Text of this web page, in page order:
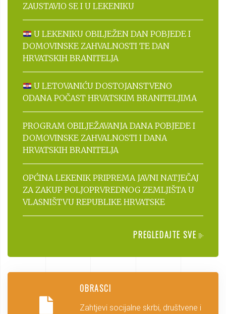
ZAUSTAVIO SE I U LEKENIKU
U LEKENIKU OBILJEŽEN DAN POBJEDE I
DOMOVINSKE ZAHVALNOSTI TE DAN
HRVATSKIH BRANITELJA
U LETOVANIĆU DOSTOJANSTVENO
ODANA POČAST HRVATSKIM BRANITELJIMA
PROGRAM OBILJEŽAVANJA DANA POBJEDE I
DOMOVINSKE ZAHVALNOSTI I DANA
HRVATSKIH BRANITELJA
OPĆINA LEKENIK PRIPREMA JAVNI NATJEČAJ
ZA ZAKUP POLJOPRVREDNOG ZEMLJIŠTA U
VLASNIŠTVU REPUBLIKE HRVATSKE
PREGLEDAJTE SVE
OBRASCI
Zahtjevi socijalne skrbi, društvene i